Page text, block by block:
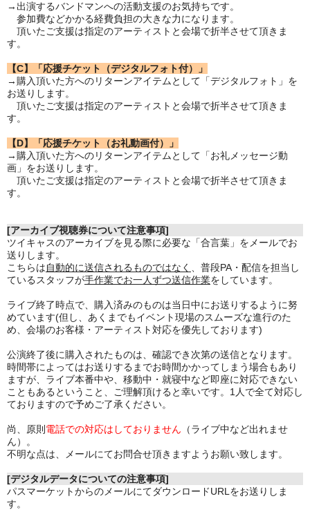
→出演するバンドマンへの活動支援のお気持ちです。
参加費などかかる経費負担の大きな力になります。
頂いたご支援は指定のアーティストと会場で折半させて頂きま
す。
【C】「応援チケット（デジタルフォト付）」
→購入頂いた方へのリターンアイテムとして「デジタルフォト」を
お送りします。
頂いたご支援は指定のアーティストと会場で折半させて頂きま
す。
【D】「応援チケット（お礼動画付）」
→購入頂いた方へのリターンアイテムとして「お礼メッセージ動
画」をお送りします。
頂いたご支援は指定のアーティストと会場で折半させて頂きま
す。
[アーカイブ視聴券について注意事項]
ツイキャスのアーカイブを見る際に必要な「合言葉」をメールでお
送りします。
こちらは自動的に送信されるものではなく
、普段PA・配信を担当し
ているスタッフが手作業でお一人ずつ送信作業をしています。
ライブ終了時点で、購入済みのものは当日中にお送りするように努
めています(但し、あくまでもイベント現場のスムーズな進行のた
め、会場のお客様・アーティスト対応を優先しております)
公演終了後に購入されたものは、確認でき次第の送信となります。
時間帯によってはお送りするまでお時間かかってしまう場合もあり
ますが、ライブ本番中や、移動中・就寝中など即座に対応できない
こともあるということ、ご理解頂けると幸いです。1人で全て対応し
ておりますので予めご了承ください。
尚、原則 電話での対応はしておりません （ライブ中など出れませ
ん）。
不明な点は、メールにてお問合せ頂きますようお願い致します。
[デジタルデータについての注意事項]
パスマーケットからのメールにてダウンロードURLをお送りしま
す。